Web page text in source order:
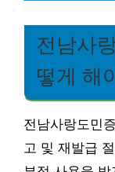
전남사
떻게 해
전남사랑도민
고 및 재발급